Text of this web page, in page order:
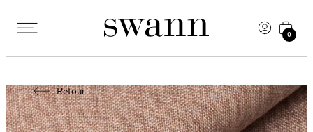
0
Retour